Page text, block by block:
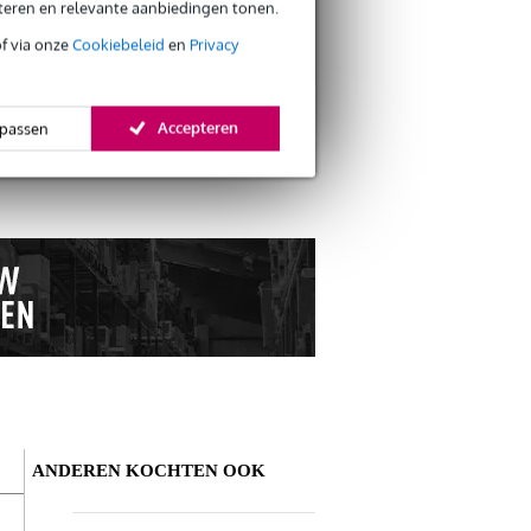
en relevante aanbiedingen tonen.
via onzeCookiebeleid en Privacy
Accepteren
ANDEREN KOCHTEN OOK